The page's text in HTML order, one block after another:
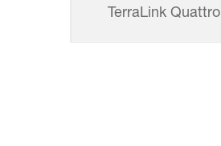
TerraLink Quattro